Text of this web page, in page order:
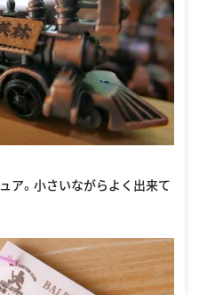
ア。小さいながらよく出来て